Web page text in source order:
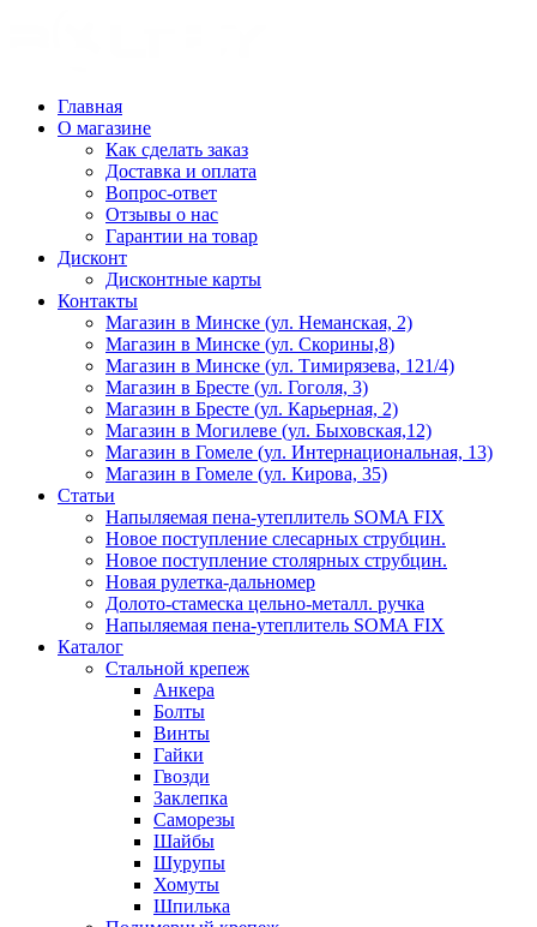
Главная
О магазине
Как сделать заказ
Доставка и оплата
Вопрос-ответ
Отзывы о нас
Гарантии на товар
Дисконт
Дисконтные карты
Контакты
Магазин в Минске (ул. Неманская, 2)
Магазин в Минске (ул. Скорины,8)
Магазин в Минске (ул. Тимирязева, 121/4)
Магазин в Бресте (ул. Гоголя, 3)
Магазин в Бресте (ул. Карьерная, 2)
Магазин в Могилеве (ул. Быховская,12)
Магазин в Гомеле (ул. Интернациональная, 13)
Магазин в Гомеле (ул. Кирова, 35)
Статьи
Напыляемая пена-утеплитель SOMA FIX
Новое поступление слесарных струбцин.
Новое поступление столярных струбцин.
Новая рулетка-дальномер
Долото-стамеска цельно-металл. ручка
Напыляемая пена-утеплитель SOMA FIX
Каталог
Стальной крепеж
Анкера
Болты
Винты
Гайки
Гвозди
Заклепка
Саморезы
Шайбы
Шурупы
Хомуты
Шпилька